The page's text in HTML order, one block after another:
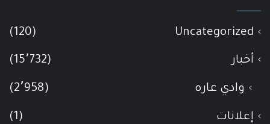
Uncategorized
(120)
أخبار (15٬732)
وادي عاره (2٬958)
إعلانات (1)